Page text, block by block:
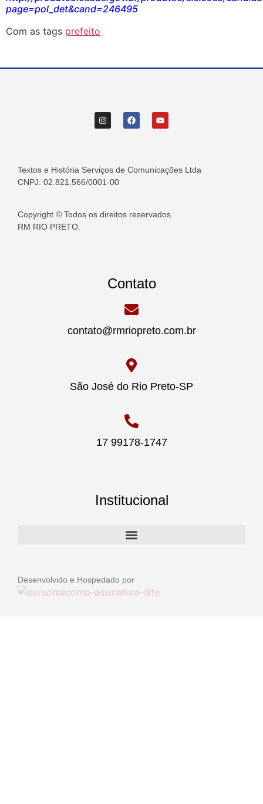
page=pol_det&cand=246495
Com as tags prefeito
Textos e História Serviços de Comunicações Ltda
CNPJ: 02.821.566/0001-00
Copyright © Todos os direitos reservados.
RM RIO PRETO.
Contato
contato@rmriopreto.com.br
São José do Rio Preto-SP
17 99178-1747
Institucional
Desenvolvido e Hospedado por